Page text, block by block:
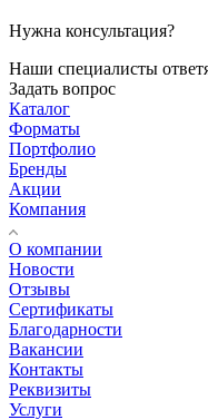
Нужна консультация?
Наши специалисты
Задать вопрос
Каталог
Форматы
Портфолио
Бренды
Акции
Компания
О компании
Новости
Отзывы
Сертификаты
Благодарности
Вакансии
Контакты
Реквизиты
Услуги